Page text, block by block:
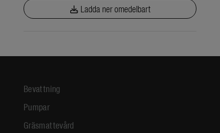
Ladda ner omedelbart
Bevattning
Pumpar
Gräsmattevård